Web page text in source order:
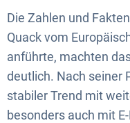
Boomender
Radtourismus
in
Rheinland-
Pfalz
Die Zahlen und
Quack vom
anführte, machten
deutlich. Nach seiner
stabiler Trend mit
besonders auch mit